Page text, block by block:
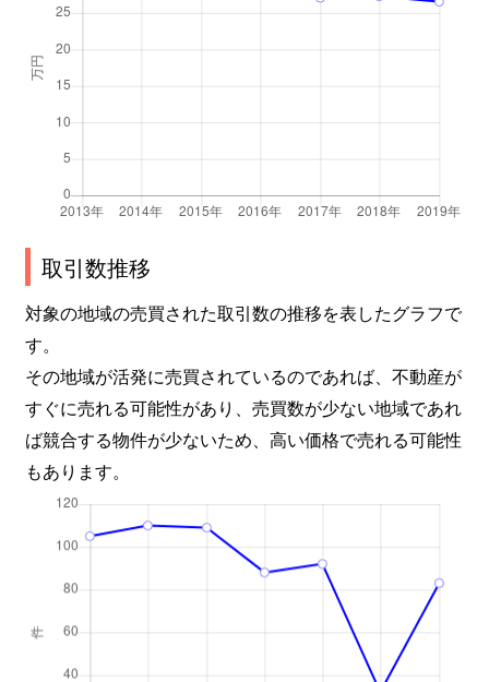
取引数推移
対象の地域の売買された取引数の推移を表したグラフで
す。
その地域が活発に売買されているのであれば、不動産が
すぐに売れる可能性があり、売買数が少ない地域であれ
ば競合する物件が少ないため、高い価格で売れる可能性
もあります。